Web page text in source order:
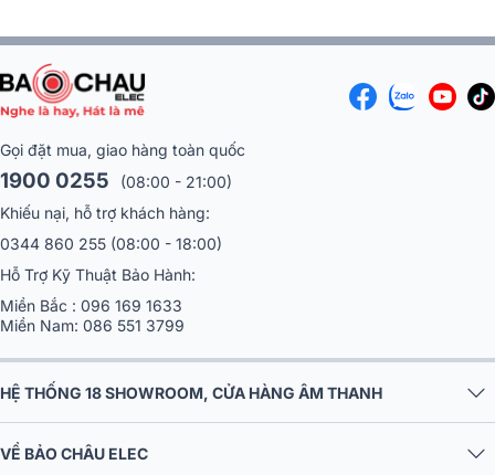
Gọi đặt mua, giao hàng toàn quốc
1900 0255
(08:00 - 21:00)
Khiếu nại, hỗ trợ khách hàng:
0344 860 255 (08:00 - 18:00)
Hỗ Trợ Kỹ Thuật Bảo Hành:
Miền Bắc : 096 169 1633
Miền Nam: 086 551 3799
HỆ THỐNG 18 SHOWROOM, CỬA HÀNG ÂM THANH
VỀ BẢO CHÂU ELEC